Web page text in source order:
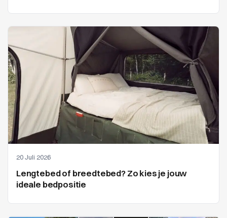
20 Juli 2026
Lengtebed of breedtebed? Zo kies je jouw
ideale bedpositie